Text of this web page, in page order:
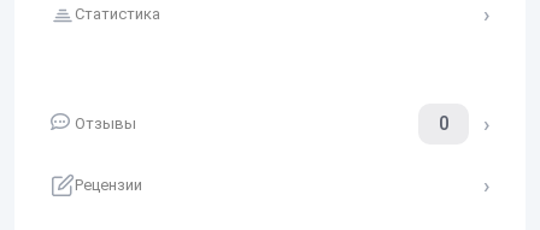
Статистика
Отзывы 0
Рецензии